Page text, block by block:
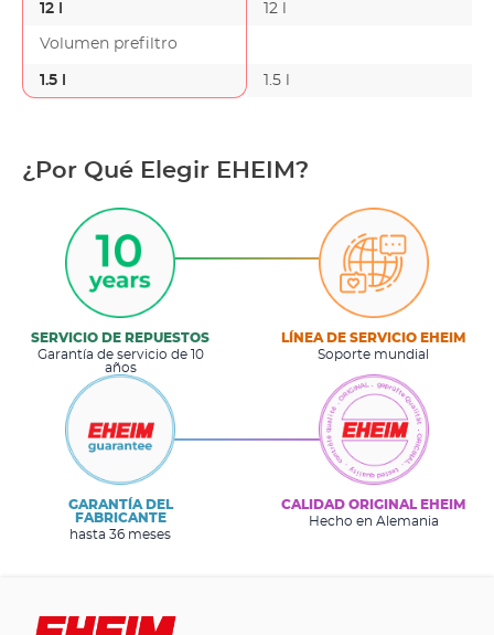
12 l 12 l
Volumen prefiltro
1.5 l 1.5 l
¿Por Qué Elegir EHEIM?
SERVICIO DE REPUESTOS
Garantía de servicio de 10
años
LÍNEA DE SERVICIO EHEIM
Soporte mundial
GARANTÍA DEL
FABRICANTE
hasta 36 meses
CALIDAD ORIGINAL EHEIM
Hecho en Alemania